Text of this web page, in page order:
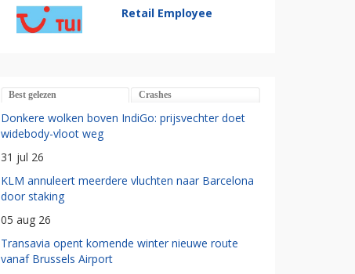
Retail Employee
Best gelezen Crashes
Donkere wolken boven IndiGo: prijsvechter doet
widebody-vloot weg
31 jul 26
KLM annuleert meerdere vluchten naar Barcelona
door staking
05 aug 26
Transavia opent komende winter nieuwe route
vanaf Brussels Airport